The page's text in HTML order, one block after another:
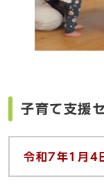
子育て支援
令和7年1 月4